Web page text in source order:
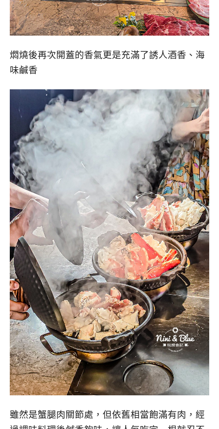
燜燒後再次開蓋的香氣更是充滿了誘人酒香、海
味鹹香
雖然是蟹腿肉關節處，但依舊相當飽滿有肉，經